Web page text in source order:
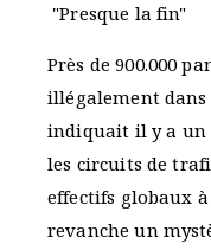
"Presque la fin"
Près de 900.000
illégalement dans
indiquait il y a un
les circuits de
effectifs globaux
revanche un